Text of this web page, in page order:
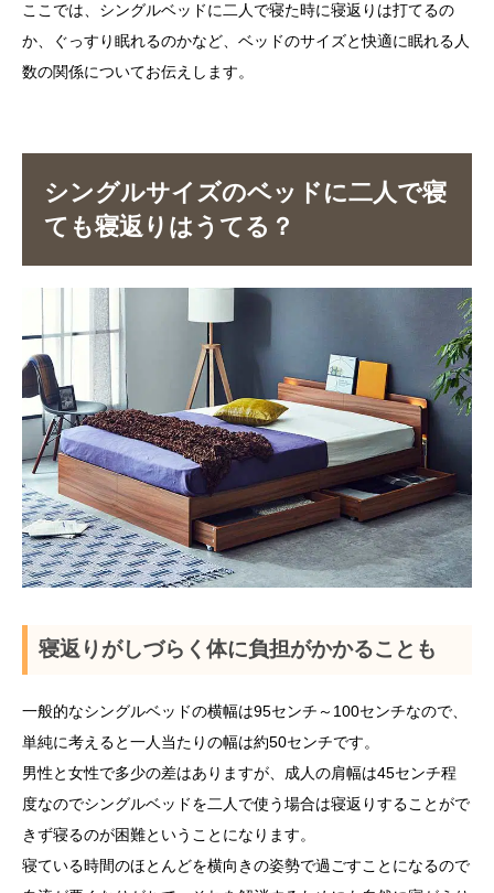
ここでは、シングルベッドに二人で寝た時に寝返りは打てるの
か、ぐっすり眠れるのかなど、ベッドのサイズと快適に眠れる人
数の関係についてお伝えします。
シングルサイズのベッドに二人で寝
ても寝返りはうてる？
寝返りがしづらく体に負担がかかることも
一般的なシングルベッドの横幅は95センチ～100センチなので、
単純に考えると一人当たりの幅は約50センチです。
男性と女性で多少の差はありますが、成人の肩幅は45センチ程
度なのでシングルベッドを二人で使う場合は寝返りすることがで
きず寝るのが困難ということになります。
寝ている時間のほとんどを横向きの姿勢で過ごすことになるので